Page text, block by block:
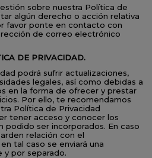
sobre nuestra Política de
algún derecho o acción relativa
favor ponte en contacto con
de correo electrónico
DE PRIVACIDAD.
podrá sufrir actualizaciones,
legales, así como debidas a
en la forma de ofrecer y prestar
Por ello, te recomendamos
Política de Privacidad
tener acceso y conocer los
podido ser incorporados. En caso
relación con el
tal caso se enviará una
por separado.